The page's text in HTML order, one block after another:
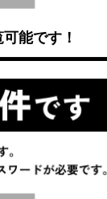
能です！